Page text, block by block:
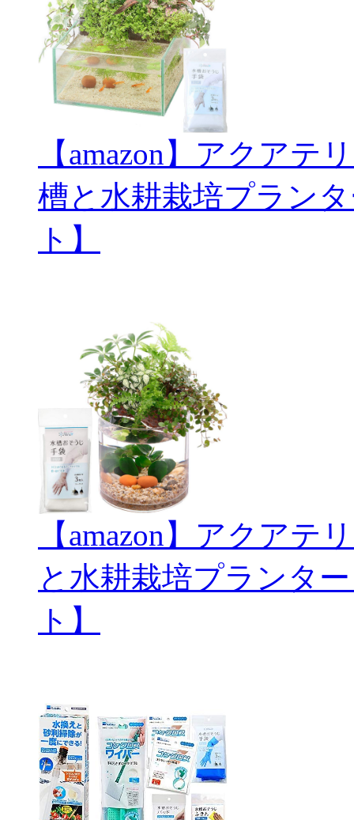
【amazon】アクアテ
槽と水耕栽培プラン
ト】
【amazon】アクアテ
と水耕栽培プランタ
ト】